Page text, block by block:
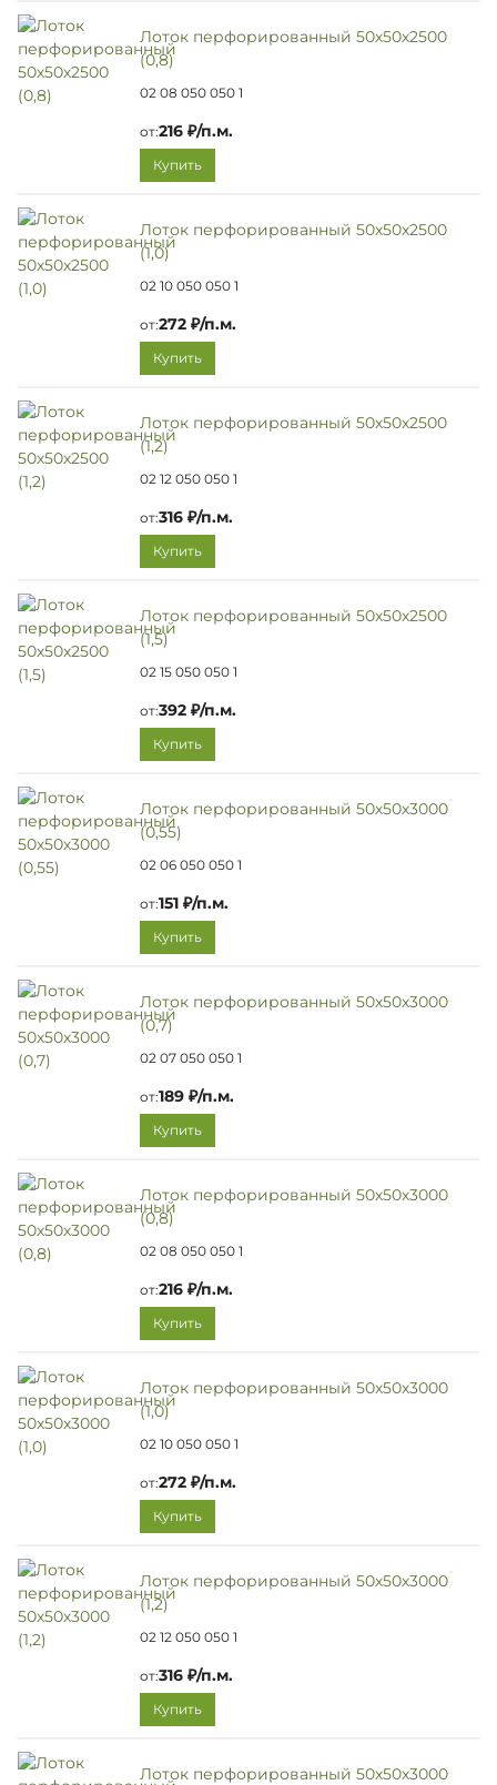
Лоток перфорированный 50х50х2500
(0,8)
02 08 050 050 1
от:216 ₽/п.м.
Купить
Лоток перфорированный 50х50х2500
(1,0)
02 10 050 050 1
от:272 ₽/п.м.
Купить
Лоток перфорированный 50х50х2500
(1,2)
02 12 050 050 1
от:316 ₽/п.м.
Купить
Лоток перфорированный 50х50х2500
(1,5)
02 15 050 050 1
от:392 ₽/п.м.
Купить
Лоток перфорированный 50х50х3000
(0,55)
02 06 050 050 1
от:151 ₽/п.м.
Купить
Лоток перфорированный 50х50х3000
(0,7)
02 07 050 050 1
от:189 ₽/п.м.
Купить
Лоток перфорированный 50х50х3000
(0,8)
02 08 050 050 1
от:216 ₽/п.м.
Купить
Лоток перфорированный 50х50х3000
(1,0)
02 10 050 050 1
от:272 ₽/п.м.
Купить
Лоток перфорированный 50х50х3000
(1,2)
02 12 050 050 1
от:316 ₽/п.м.
Купить
Лоток перфорированный 50х50х3000